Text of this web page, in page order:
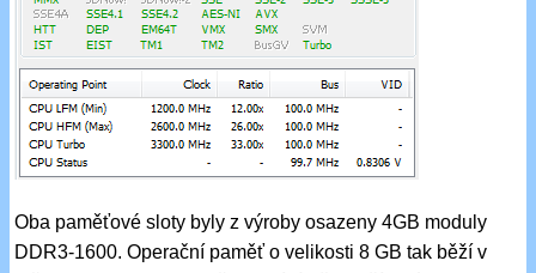
Oba paměťové sloty byly z výroby osazeny 4GB moduly
DDR3-1600. Operační paměť o velikosti 8 GB tak běží v